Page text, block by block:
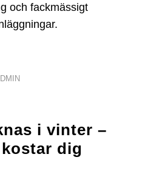
och fackmässigt
i vinter –
dig